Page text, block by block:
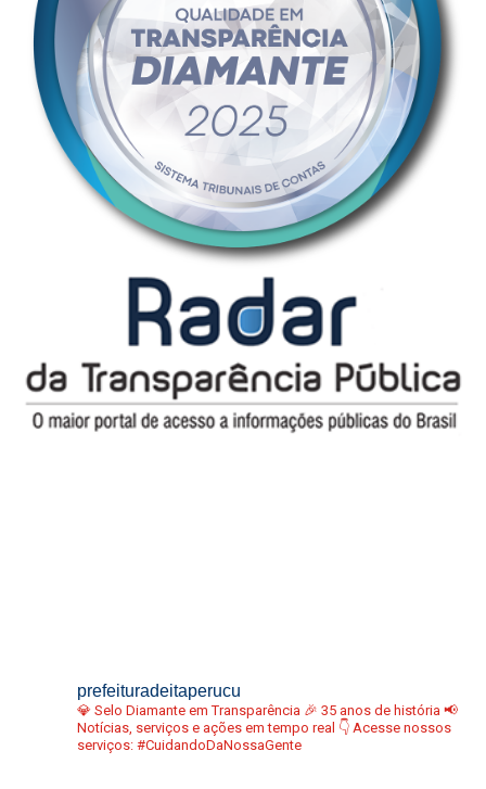
prefeituradeitaperucu
💎 Selo Diamante em Transparência 🎉 35 anos de história 📢
Notícias, serviços e ações em tempo real 👇 Acesse nossos
serviços: #CuidandoDaNossaGente